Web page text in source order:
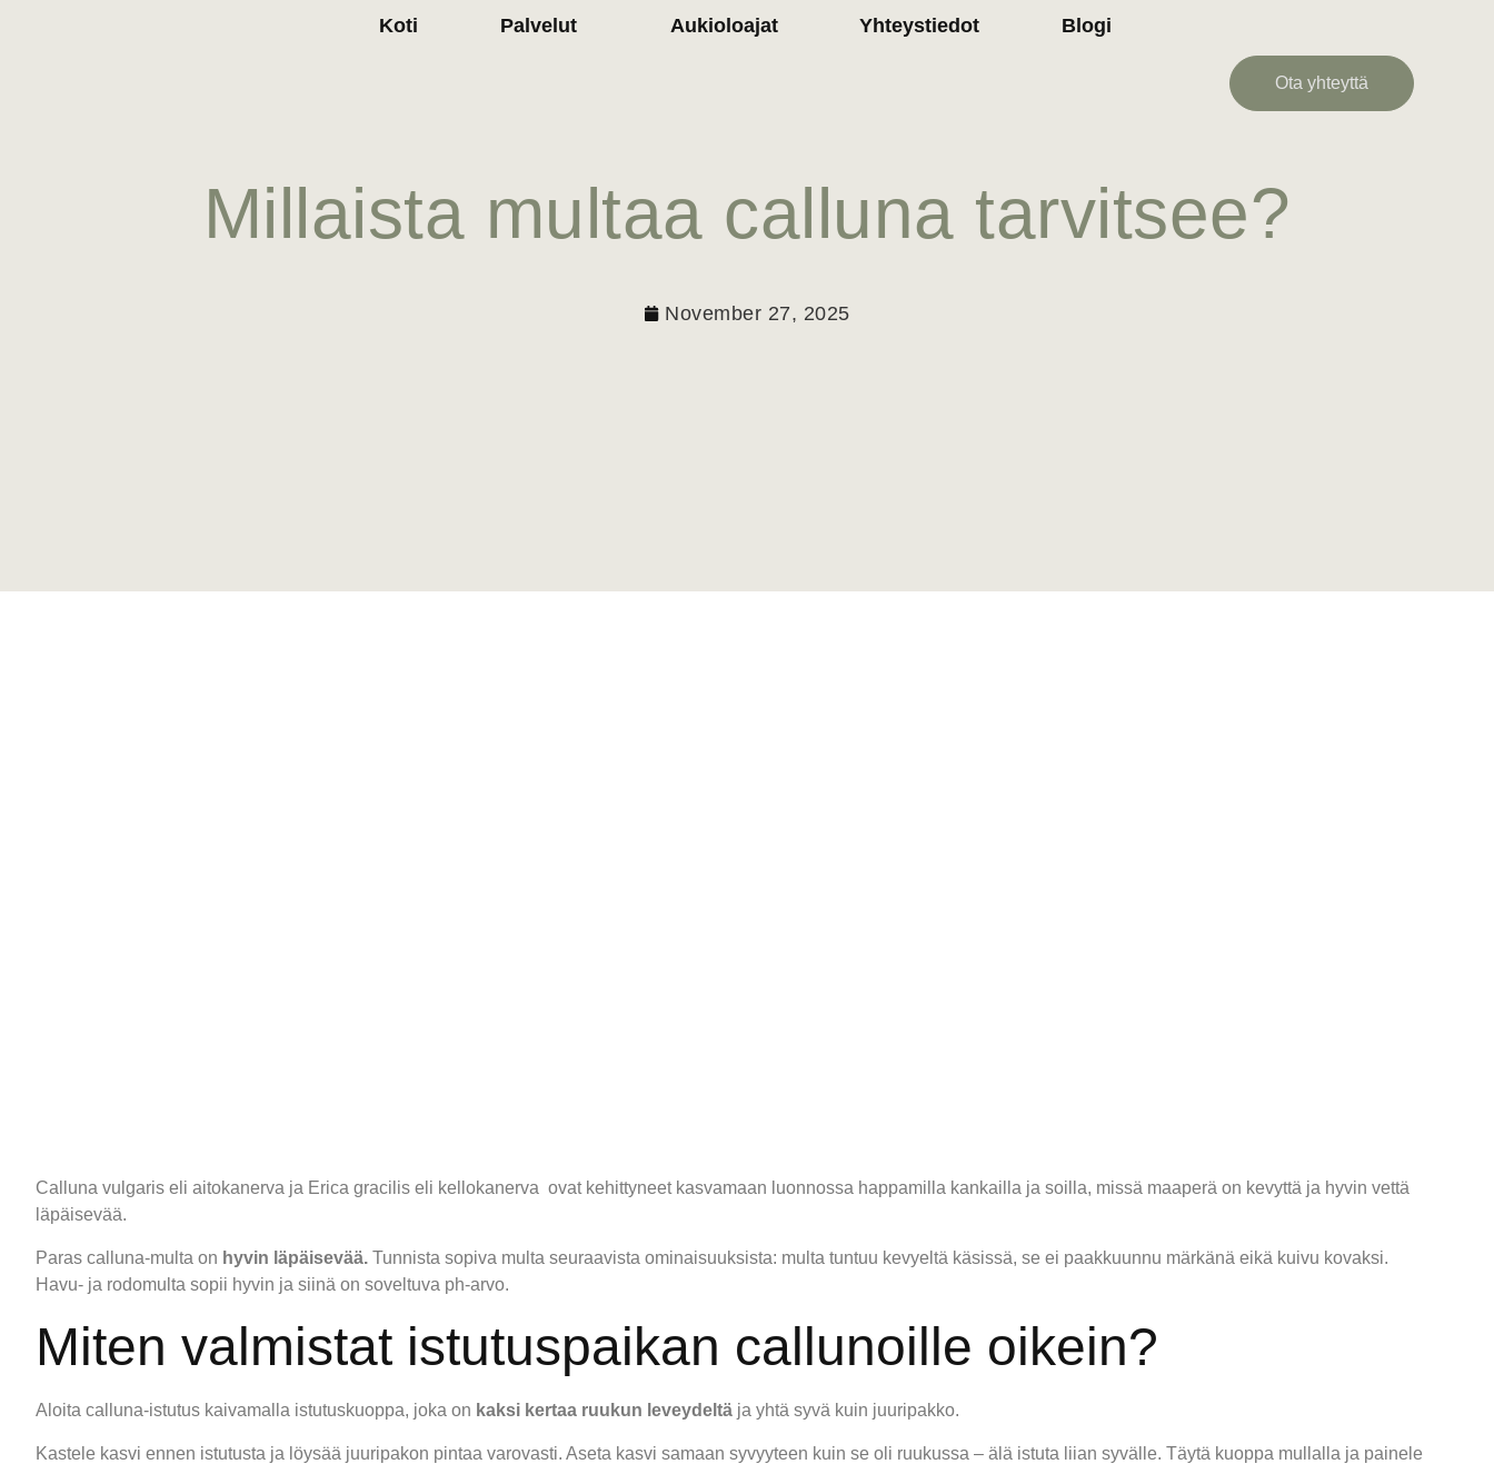
Koti Palvelut Aukioloajat Yhteystiedot Blogi
Ota yhteyttä
Millaista multaa calluna tarvitsee?
November 27, 2025
Calluna vulgaris eli aitokanerva ja Erica gracilis eli kellokanerva ovat kehittyneet kasvamaan luonnossa happamilla kankailla ja soilla, missä maaperä on kevyttä ja hyvin vettä
läpäisevää.
Paras calluna-multa on hyvin läpäisevää. Tunnista sopiva multa seuraavista ominaisuuksista: multa tuntuu kevyeltä käsissä, se ei paakkuunnu märkänä eikä kuivu kovaksi.
Havu- ja rodomulta sopii hyvin ja siinä on soveltuva ph-arvo.
Miten valmistat istutuspaikan callunoille oikein?
Aloita calluna-istutus kaivamalla istutuskuoppa, joka on kaksi kertaa ruukun leveydeltä ja yhtä syvä kuin juuripakko.
Kastele kasvi ennen istutusta ja löysää juuripakon pintaa varovasti. Aseta kasvi samaan syvyyteen kuin se oli ruukussa – älä istuta liian syvälle. Täytä kuoppa mullalla ja painele